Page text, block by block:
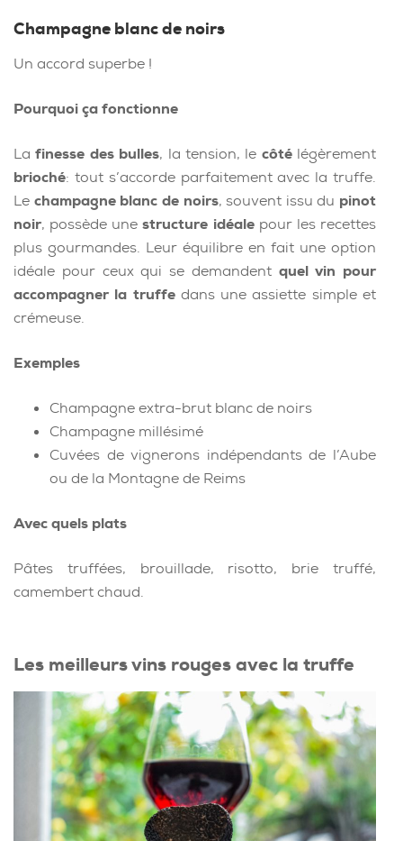
Champagne blanc de noirs
Un accord superbe !
Pourquoi ça fonctionne
Lafinesse des bulles, la tension, le côtélégèrement
brioché: tout s’accorde parfaitement avec la truffe.
Le champagne blanc de noirs, souvent issu du pinot
noir, possède unestructure idéalepour les recettes
plus gourmandes. Leur équilibre en fait une option
idéale pour ceux qui se demandent quel vin pour
accompagner la truffedans une assiette simple et
crémeuse.
Exemples
Champagne extra-brut blanc de noirs
Champagne millésimé
Cuvées de vignerons indépendants de l’Aube
ou de la Montagne de Reims
Avec quels plats
Pâtes truffées, brouillade, risotto, brie truffé,
camembert chaud.
Les meilleurs vins rouges avec la truffe